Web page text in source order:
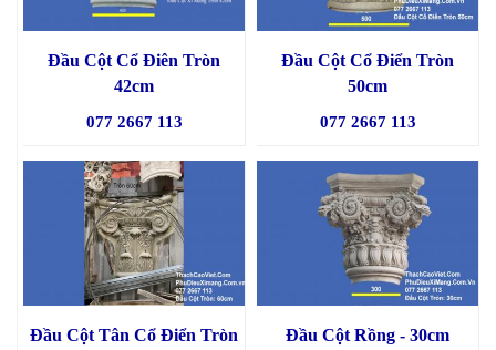
Đầu Cột Cổ Điên Tròn
42cm
077 2667 113
Đầu Cột Cổ Điển Tròn
50cm
077 2667 113
Đầu Cột Tân Cổ Điển Tròn
Đầu Cột Rồng - 30cm